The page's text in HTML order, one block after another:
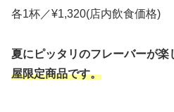
各1杯／¥1,320(店内飲食価格)
夏にピッタリのフレーバーが楽
屋限定商品です。